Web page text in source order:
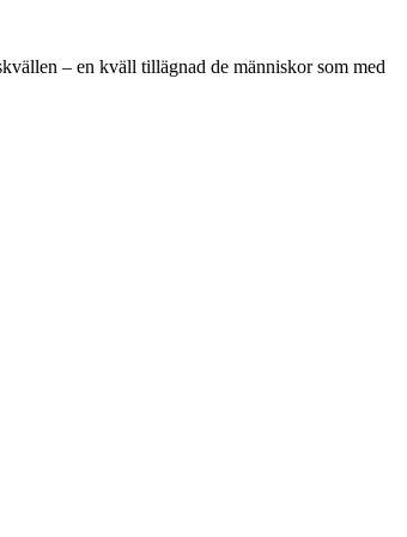
– en kväll tillägnad de människor som med